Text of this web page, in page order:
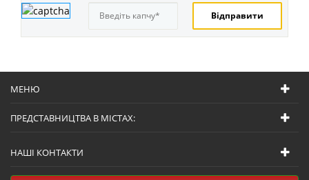
МЕНЮ
ПРЕДСТАВНИЦТВА В МІСТАХ:
НАШІ КОНТАКТИ